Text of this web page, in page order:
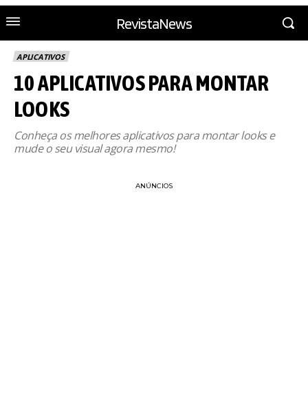
RevistaNews
APLICATIVOS
10 APLICATIVOS PARA MONTAR
LOOKS
Conheça os melhores aplicativos para montar looks e
mude o seu visual agora mesmo!
ANÚNCIOS